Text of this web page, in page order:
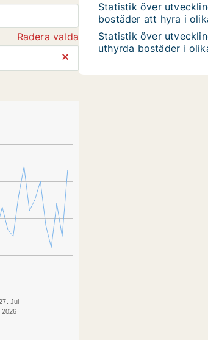
Radera valda
⨯
Jul
2026
Statistik över
bostäder att hyra i
Statistik över
uthyrda bostäder i